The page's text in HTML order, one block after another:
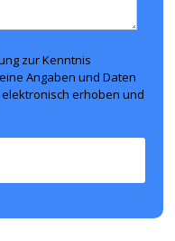
zur Kenntnis
Angaben und Daten
erhoben und